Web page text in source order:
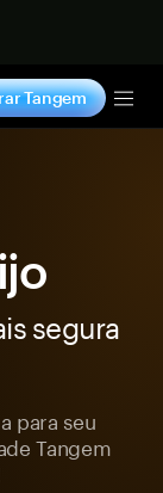
Tangem
segura
para seu
Tangem